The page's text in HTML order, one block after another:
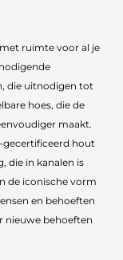
ruimte voor al je
die uitnodigen tot
hoes, die de
maakt.
gecertificeerd hout
die in kanalen is
de iconische vorm
en behoeften
nieuwe behoeften